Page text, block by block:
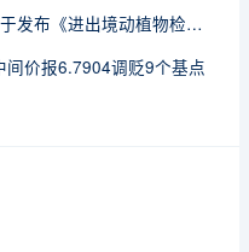
海关总署公告2026年第111号（关于发布《进出境动植物检疫处理监督管理工作规定》《进出境卫生处理监督管理工作规定》的公告）
价报6.7904调贬9个基点